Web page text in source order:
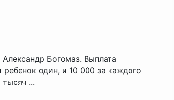
Богомаз. Выплата
ребенок один, и 10 000 за каждого
...